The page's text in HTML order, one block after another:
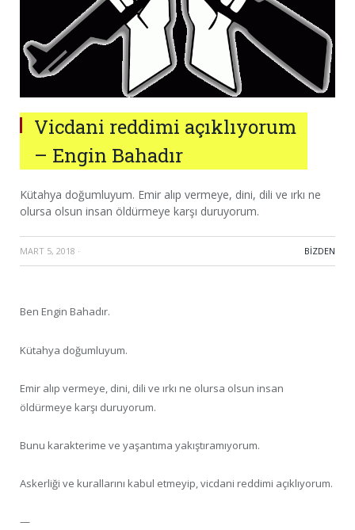
Vicdani reddimi açıklıyorum
– Engin Bahadır
Kütahya doğumluyum. Emir alıp vermeye, dini, dili ve ırkı ne
olursa olsun insan öldürmeye karşı duruyorum.
MART 5, 2018 · BIZDEN
Ben Engin Bahadır.
Kütahya doğumluyum.
Emir alıp vermeye, dini, dili ve ırkı ne olursa olsun insan
öldürmeye karşı duruyorum.
Bunu karakterime ve yaşantıma yakıştıramıyorum.
Askerliği ve kurallarını kabul etmeyip, vicdani reddimi açıklıyorum.
—